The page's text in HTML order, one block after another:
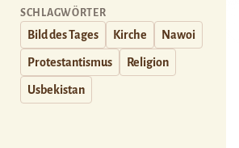
SCHLAGWÖRTER
Bild des Tages Kirche Nawoi
Protestantismus Religion
Usbekistan